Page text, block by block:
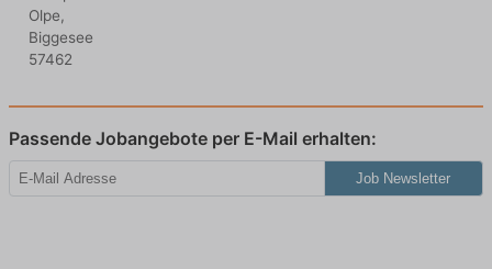
Passende Jobangebote per E-Mail erhalten:
Job Newsletter